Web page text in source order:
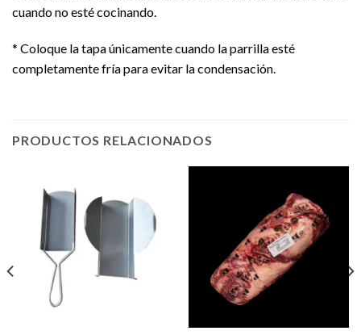
cuando no esté cocinando.
* Coloque la tapa únicamente cuando la parrilla esté
completamente fría para evitar la condensación.
PRODUCTOS RELACIONADOS